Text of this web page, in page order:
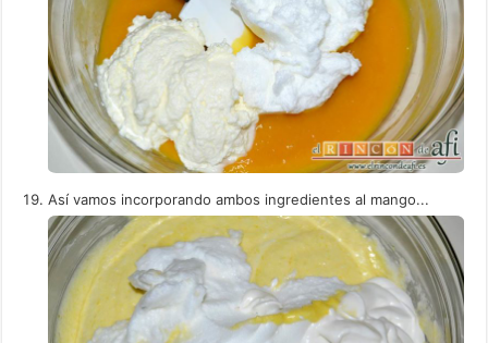
Así vamos incorporando ambos ingredientes al mango...